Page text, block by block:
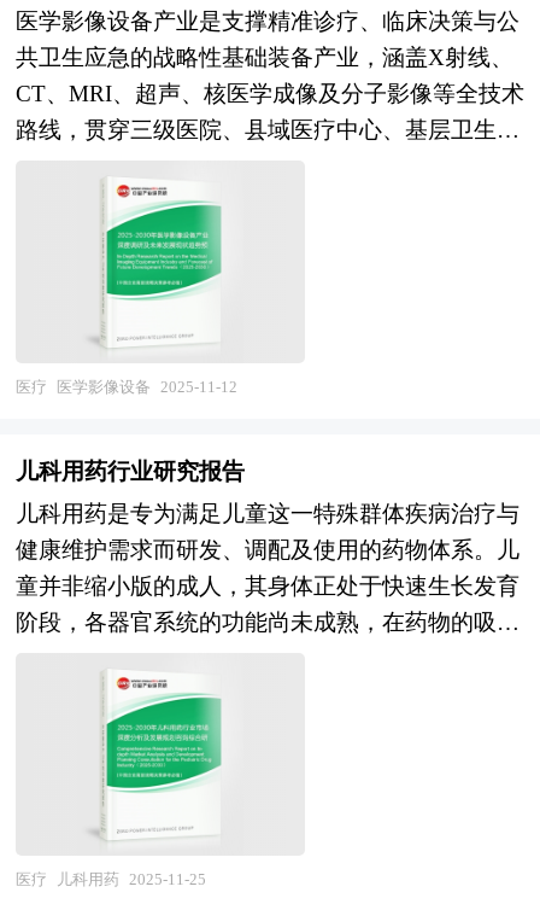
会、北京创业投资协会、上海创业投资行业协会、
医药连锁行业相关协会、中国行业研究网、国内外
相关刊物的基础信息以及各省市相关统计单位等公
布和提供的大量资料。对医药连锁行业风险投资现
风险投资、退出机制及发展趋势等进行了系统的分
析，并重点分析了医药连锁行业风险投资的主要现
存问题、相应对策以及新形势下面临的机遇与挑战
和企业的应对策略等。是风险投资公司、研究机构
及医药连锁行业相关企业准确了解目前医药连锁行
业风险投资业发展动态，把握企业定位和发展方向
行业规范格式、互利的实施方案、谨慎的市场评
估； 项目评比——专家完全版格式、严密的实施
计划、精确的收益评估。 商业计划书（Business
Plan）是公司、企业或项目单位为了达到招商融资
调研、分析、搜集与整理有关资料的基础上，根据
一定的格式和内容的具体要求而编辑整理的一个向
投资商及其他相关人员全面展示公司和项目目前状
况、未来发展潜力的书面材料。商业计划书是包括
项目筹融资、战略规划等经营活动的蓝图与指南，
也是企业的行动纲领和执行方案。 商业计划书是
展的重要条件之一。一份好的商业计划书是获得贷
款和投资的关键。如何吸引投资者、特别是风险投
资家参与创业者的投资项目，这时一份高品质且内
容丰富的商业计划书，将会使投资者更快、更好地
了解投资项目，将会使投资者对项目有信心，有热
筹集资金的作用。 商业计划书是争取风险投资的
敲门砖。投资者每天会接收到很多商业计划书，商
业计划书的质量和专业性就成为了企业需求投资的
关键点。企业家在争取获得风险投资之初，首先应
该将商业计划书的制作列为头等大事。一份完备的
商业计划书，不仅是企业能否成功融资的关键因
系统的整理和分析，通过图表、统计结果及文献资
料，或以纵向的发展过程，或横向类别分析提出论
点、分析论据，进行论证。报告如实地反映客观情
况，一切叙述、说明、推断、引用恰如其分，文
字、用词表达准确，概念表述科学化。报告对行业
相关各种因素进行具体调查、研究、分析，洞察行
业今后的发展方向、行业竞争格局的演变趋势以及
技术标准、市场规模、潜在问题与行业发展的症结
所在，评估行业投资价值、效果效益程度，提出建
设性意见建议，为行业投资决策者和企业经营者提
供参考依据。 本研究咨询报告由中研普华咨询公
依据了国家统计局、国家商务部、国家发改委、国
家经济信息中心、国务院发展研究中心、国家海关
总署、全国商业信息中心、中国经济景气监测中
心、中国行业研究网、全国及海外多种相关报纸杂
志的基础信息等公布和提供的大量资料和数据，客
报告在总结中国伽玛刀行业发展历程的基础上，结
合新时期的各方面因素，对中国伽玛刀行业的发展
趋势给予了细致和审慎的预测论证。报告资料详
实，图表丰富，既有深入的分析，又有直观的比
较，为伽玛刀企业在激烈的市场竞争中洞察先机，
能准确及时的针对自身环境调整经营策略。
医学影像设备产业是支撑精准诊疗、临床决策与公
共卫生应急的战略性基础装备产业，涵盖X射线、
CT、MRI、超声、核医学成像及分子影像等全技术
路线，贯穿三级医院、县域医疗中心、基层卫生机
业正经历从外资主导向多元共存、从高端集中向基
层下沉的结构性变革。市场格局呈现国际品牌凭借
技术积累与品牌优势长期占据高端市场，但以联影
医疗、迈瑞医疗、东软医疗为代表的本土龙头通过
全产业链布局与技术创新，在CT、MRI、超声等领
域实现规模化替代，并逐步向高端市场渗透的多元
后处理走向全流程嵌入，多模态融合成像打破单一
道。政策层面，设备更新政策与分级诊疗制度协同
发力，推动资源配置从中心城市向县域及基层市场
倾斜，国产设备迎来战略机遇期。但行业仍面临核
心元器件自主化不足、高端产品临床认可度待提
升、基层服务能力建设滞后等深层结构性挑战。
未来五年，技术融合与制度创新将重塑产业增长范
式。人工智能与医学影像的深度融合开启诊疗模式
变革，生成式AI实现病灶自动识别、定量分析与报
告生成，将诊断效率与一致性推向新高度；多模态
成像技术整合形态学、功能学与代谢信息，为复杂
疾病提供一站式评估方案；分子影像与靶向示踪剂
医疗 医学影像设备 2025-11-12
儿科用药行业研究报告
儿科用药是专为满足儿童这一特殊群体疾病治疗与
健康维护需求而研发、调配及使用的药物体系。儿
童并非缩小版的成人，其身体正处于快速生长发育
阶段，各器官系统的功能尚未成熟，在药物的吸
人存在显著差异。例如，儿童的胃酸分泌相对较
少，胃排空时间可能与成人不同，这会影响口服药
物在胃肠道的吸收；儿童的肝脏代谢酶系统发育不
完善，对某些药物的代谢能力较弱，容易导致药物
在体内蓄积，引发不良反应；肾脏功能也未完全发
育，药物的排泄速度较慢，同样可能增加药物毒性
医疗 儿科用药 2025-11-25